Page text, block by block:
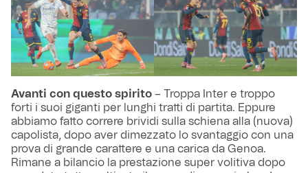
Avanti con questo spirito – Troppa Inter e troppo
forti i suoi giganti per lunghi tratti di partita. Eppure
abbiamo fatto correre brividi sulla schiena alla (nuova)
capolista, dopo aver dimezzato lo svantaggio con una
prova di grande carattere e una carica da Genoa.
Rimane a bilancio la prestazione super volitiva dopo